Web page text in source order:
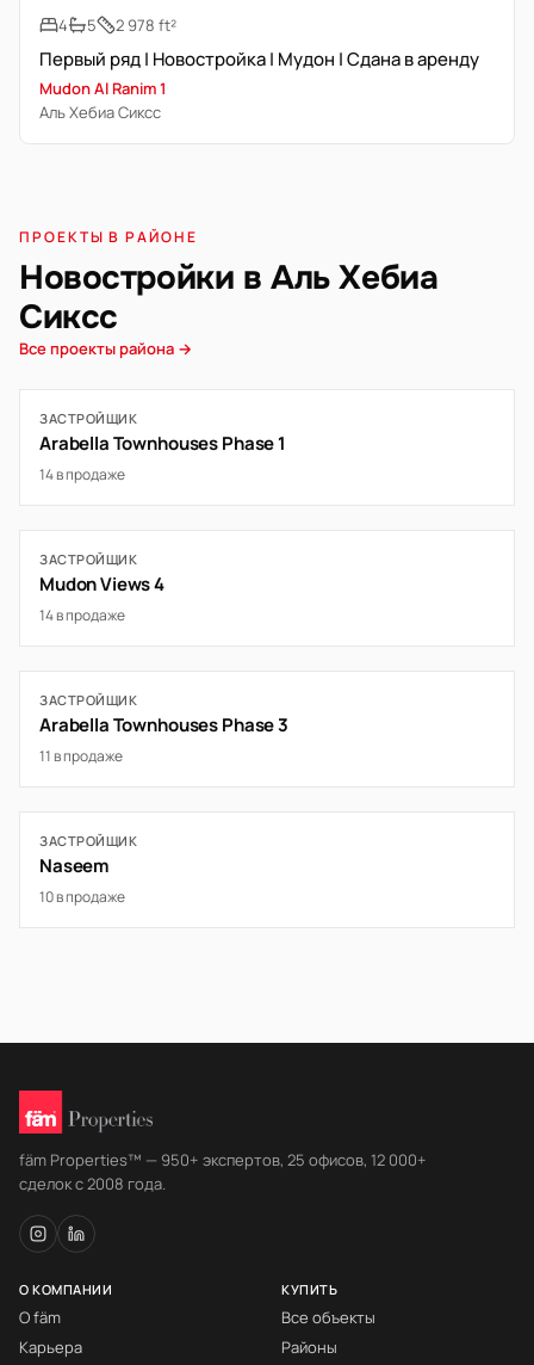
4
5 2 978 ft²
Первый ряд | Новостройка | Мудон | Сдана в аренду
Mudon Al Ranim 1
Аль Хебиа Сиксс
ПРОЕКТЫ В РАЙОНЕ
Новостройки в Аль Хебиа
Сиксс
Все проекты района →
ЗАСТРОЙЩИК
Arabella Townhouses Phase 1
14 в продаже
ЗАСТРОЙЩИК
Mudon Views 4
14 в продаже
ЗАСТРОЙЩИК
Arabella Townhouses Phase 3
11 в продаже
ЗАСТРОЙЩИК
Naseem
10 в продаже
fäm Properties™ — 950+ экспертов, 25 офисов, 12 000+
сделок с 2008 года.
О КОМПАНИИ
О fäm
Карьера
КУПИТЬ
Все объекты
Районы